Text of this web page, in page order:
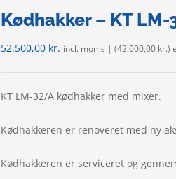
Kødhakker – KT
52.500,00 kr. incl. moms | (42.000,00 kr.)
KT LM-32/A kødhakker med mixer.
Kødhakkeren er renoveret med ny
Kødhakkeren er serviceret og